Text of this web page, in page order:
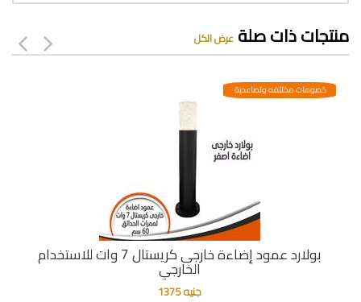
منتجات ذات صلة عرض الكل
بولارد عمود إضاءة خارجى كريستال 7 وات للاستخدام
الخارجي
خصومات مختلفه وتصاعدية
جنيه 1375